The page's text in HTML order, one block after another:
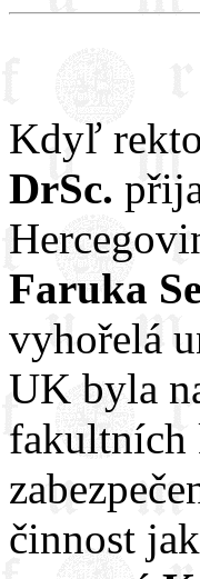
Kdyľ
DrSc.
Faruka
vyhořelá
UK byla
fakultních
činnost